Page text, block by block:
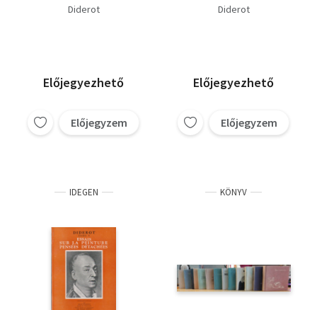
Diderot
Előjegyezhető
Előjegyzem
Diderot
Előjegyezhető
Előjegyzem
IDEGEN KÖNYV